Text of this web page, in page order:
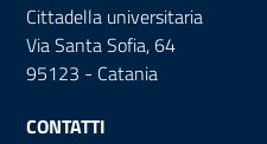
Cittadella universitaria
Via Santa Sofia, 64
95123 - Catania
CONTATTI